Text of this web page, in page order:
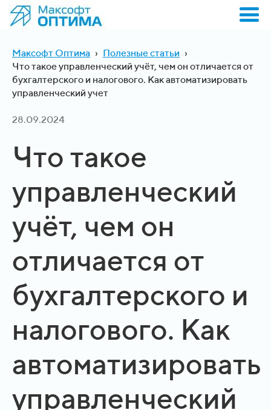
Максофт Оптима › Полезные статьи ›
Что такое управленческий учёт, чем он отличается от
бухгалтерского и налогового. Как автоматизировать
управленческий учет
28.09.2024
Что такое
управленческий
учёт, чем он
отличается от
бухгалтерского и
налогового. Как
автоматизировать
управленческий